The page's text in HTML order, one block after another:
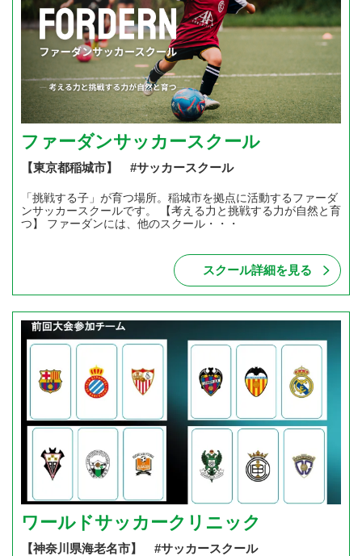
ファーダンサッカースクール
【東京都稲城市】 #サッカースクール
「挑戦する子」が育つ場所。稲城市を拠点に活動するファーダ
ンサッカースクールです。 【考える力と挑戦する力が自然と育
つ】 ファーダンには、他のスクール・・・
スクール詳細を見る
ワールドサッカークリニック
【神奈川県海老名市】 #サッカースクール